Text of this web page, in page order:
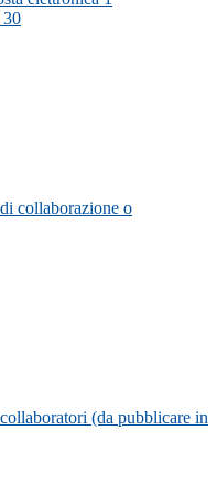
30
collaborazione o
(da pubblicare in